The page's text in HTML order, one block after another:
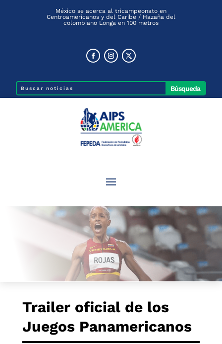
México se acerca al tricampeonato en
Centroamericanos y del Caribe / Hazaña del
colombiano Longa en 100 metros
Trailer oficial de los
Juegos Panamericanos